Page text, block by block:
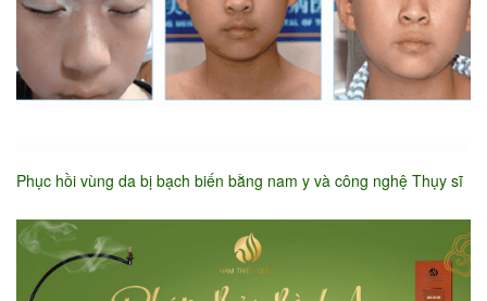
Phục hồi vùng da bị bạch biến bằng nam y và công nghệ Thụy sĩ